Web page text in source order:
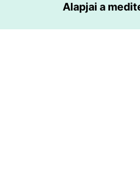
Egészségügyi
Közegészségügy És Biztonság
Alapjai a